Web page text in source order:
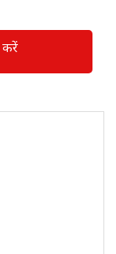
करें